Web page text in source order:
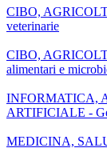
CIBO,
veterinarie
CIBO,
alimentari e
INFORMATICA,
ARTIFICIALE -
MEDICINA,